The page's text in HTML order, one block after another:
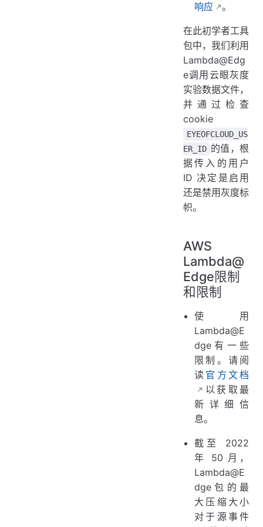
响应 。
在此初学者工具
包中，我们利用
Lambda@Edg
e调用云眼灰度
实验数据文件，
并通过检查
cookie
EYEOFCLOUD_US
ER_ID 的值，根
据传入的用户
ID 决定是启用
还是禁用灰度标
帜。
AWS
Lambda@
Edge限制
和限制
使用
Lambda@E
dge有一些
限制。请阅
读 官方文档
以获取最
新详细信
息。
截至 2022
年 50 月，
Lambda@E
dge包的最
大压缩大小
对于源事件